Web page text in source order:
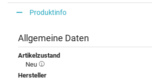
Produktinfo
Allgemeine Daten
Artikelzustand
Neu
Hersteller